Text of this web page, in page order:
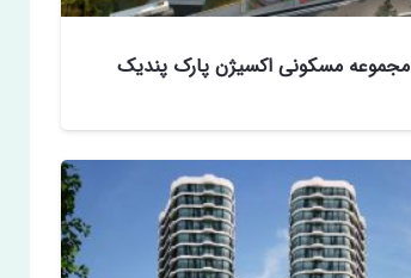
مجموعه مسکونی اکسیژن پارک پندیک